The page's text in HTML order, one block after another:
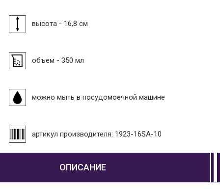
высота - 16,8 см
объем - 350 мл
можно мыть в посудомоечной машине
артикул производителя: 1923-16SA-10
ОПИСАНИЕ